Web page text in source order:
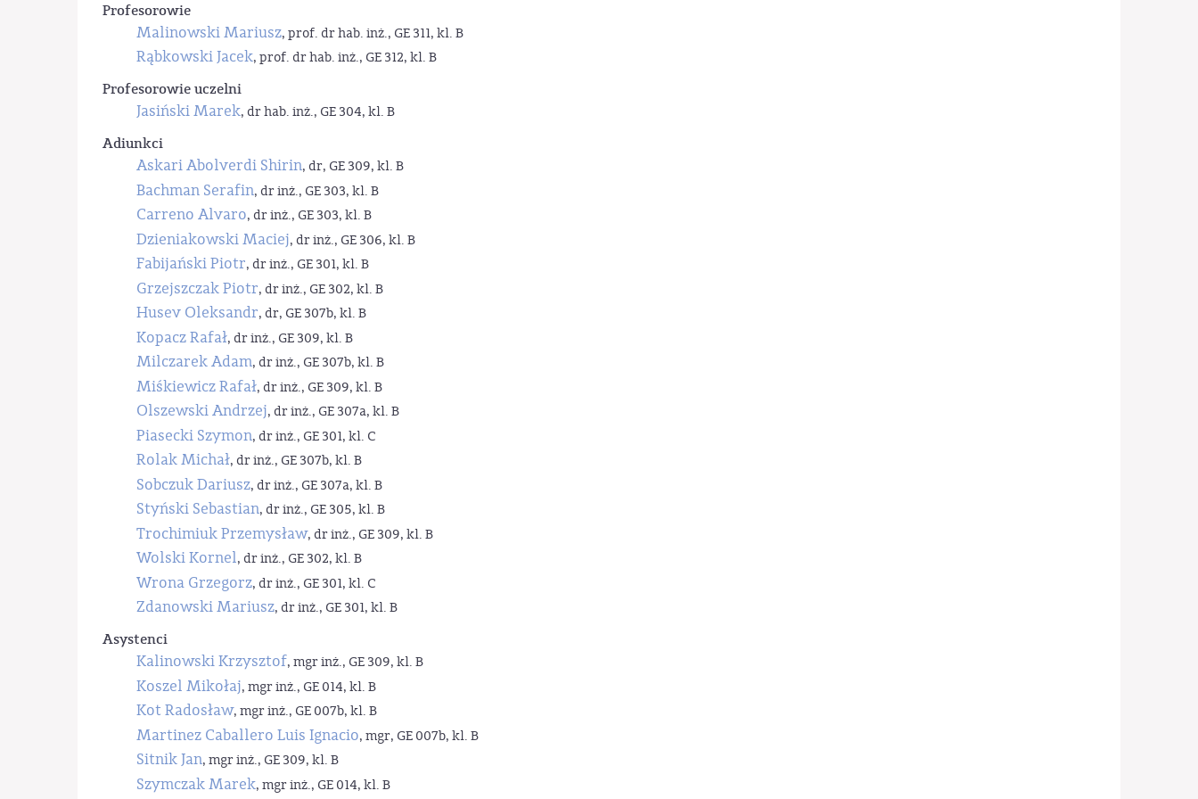
Profesorowie
Malinowski Mariusz, prof. dr hab. inż., GE 311, kl. B
Rąbkowski Jacek, prof. dr hab. inż., GE 312, kl. B
Profesorowie uczelni
Jasiński Marek, dr hab. inż., GE 304, kl. B
Adiunkci
Askari Abolverdi Shirin, dr, GE 309, kl. B
Bachman Serafin, dr inż., GE 303, kl. B
Carreno Alvaro, dr inż., GE 303, kl. B
Dzieniakowski Maciej, dr inż., GE 306, kl. B
Fabijański Piotr, dr inż., GE 301, kl. B
Grzejszczak Piotr, dr inż., GE 302, kl. B
Husev Oleksandr, dr, GE 307b, kl. B
Kopacz Rafał, dr inż., GE 309, kl. B
Milczarek Adam, dr inż., GE 307b, kl. B
Miśkiewicz Rafał, dr inż., GE 309, kl. B
Olszewski Andrzej, dr inż., GE 307a, kl. B
Piasecki Szymon, dr inż., GE 301, kl. C
Rolak Michał, dr inż., GE 307b, kl. B
Sobczuk Dariusz, dr inż., GE 307a, kl. B
Styński Sebastian, dr inż., GE 305, kl. B
Trochimiuk Przemysław, dr inż., GE 309, kl. B
Wolski Kornel, dr inż., GE 302, kl. B
Wrona Grzegorz, dr inż., GE 301, kl. C
Zdanowski Mariusz, dr inż., GE 301, kl. B
Asystenci
Kalinowski Krzysztof, mgr inż., GE 309, kl. B
Koszel Mikołaj, mgr inż., GE 014, kl. B
Kot Radosław, mgr inż., GE 007b, kl. B
Martinez Caballero Luis Ignacio, mgr, GE 007b, kl. B
Sitnik Jan, mgr inż., GE 309, kl. B
Szymczak Marek, mgr inż., GE 014, kl. B